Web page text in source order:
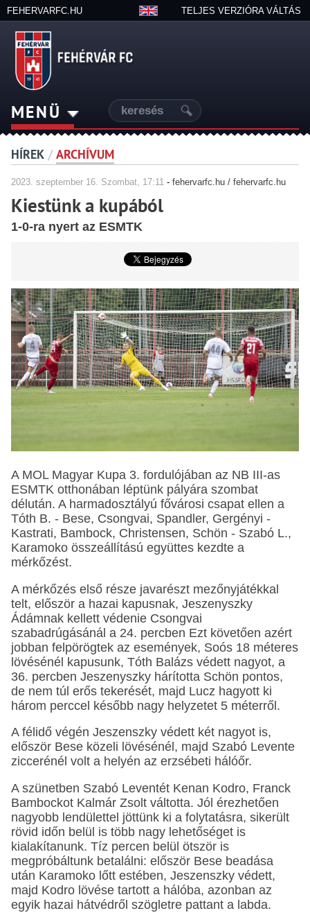
FEHERVARFC.HU TELJES VERZIÓRA VÁLTÁS
MENÜ
HÍREK / ARCHÍVUM
2023. szeptember16. Szombat, 17:11- fehervarfc.hu / fehervarfc.hu
Kiestünk a kupából
1-0-ra nyert az ESMTK
A MOL Magyar Kupa 3. fordulójában az NB III-as
ESMTK otthonában léptünk pályára szombat
délután. A harmadosztályú fővárosi csapat ellen a
Tóth B. - Bese, Csongvai, Spandler, Gergényi -
Kastrati, Bambock, Christensen, Schön - Szabó L.,
Karamoko összeállítású együttes kezdte a
mérkőzést.
A mérkőzés első része javarészt mezőnyjátékkal
telt, először a hazai kapusnak, Jeszenyszky
Ádámnak kellett védenie Csongvai
szabadrúgásánál a 24. percben Ezt követően azért
jobban felpörögtek az események, Soós 18 méteres
lövésénél kapusunk, Tóth Balázs védett nagyot, a
36. percben Jeszenyszky hárította Schön pontos,
de nem túl erős tekerését, majd Lucz hagyott ki
három perccel később nagy helyzetet 5 méterről.
A félidő végén Jeszenszky védett két nagyot is,
először Bese közeli lövésénél, majd Szabó Levente
ziccerénél volt a helyén az erzsébeti hálóőr.
A szünetben Szabó Leventét Kenan Kodro, Franck
Bambockot Kalmár Zsolt váltotta. Jól érezhetően
nagyobb lendülettel jöttünk ki a folytatásra, sikerült
rövid időn belül is több nagy lehetőséget is
kialakítanunk. Tíz percen belül ötször is
megpróbáltunk betalálni: először Bese beadása
után Karamoko lőtt estében, Jeszenszky védett,
majd Kodro lövése tartott a hálóba, azonban az
egyik hazai hátvédről szögletre pattant a labda.